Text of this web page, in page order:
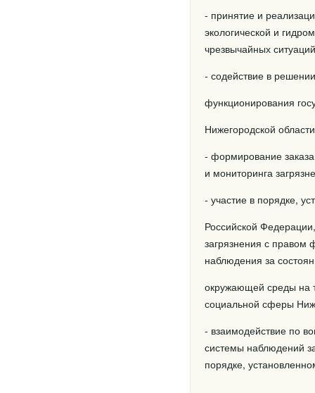
- принятие и
экологической и
чрезвычайных
- содействие в
функционирования
Нижегородской
- формирование
и мониторинга
- участие в порядке,
Российской
загрязнения с правом
наблюдения за
окружающей среды на
социальной сферы
- взаимодействие по
системы наблюдений
порядке,